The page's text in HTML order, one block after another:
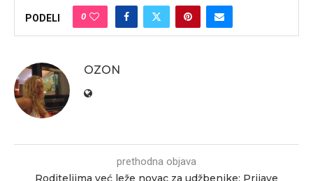
PODELI 0
OZON
prethodna objava
Roditeljima već leže novac za udžbenike: Prijave